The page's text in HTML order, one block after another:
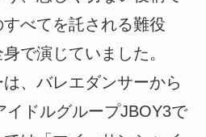
べてを託される難役
で演じていました。
、バレエダンサーから
イドルグループJBOY3で